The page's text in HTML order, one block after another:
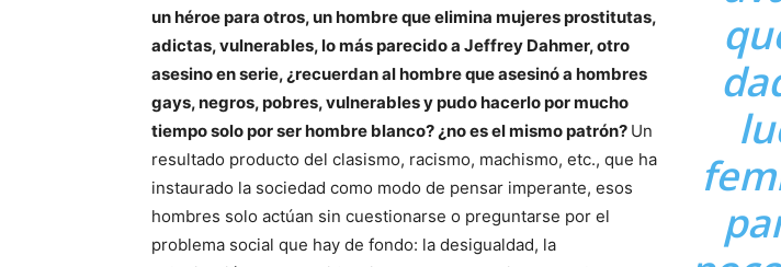
un héroe para otros, un hombre que elimina mujeres prostitutas,
adictas, vulnerables, lo más parecido a Jeffrey Dahmer, otro
asesino en serie, ¿recuerdan al hombre que asesinó a hombres
gays, negros, pobres, vulnerables y pudo hacerlo por mucho
tiempo solo por ser hombre blanco? ¿no es el mismo patrón? Un
resultado producto del clasismo, racismo, machismo, etc., que ha
instaurado la sociedad como modo de pensar imperante, esos
hombres solo actúan sin cuestionarse o preguntarse por el
problema social que hay de fondo: la desigualdad, la